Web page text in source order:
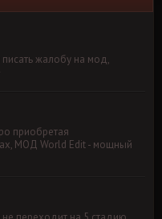
жалобу на мод,
приобретая
МОД World Edit - мощный